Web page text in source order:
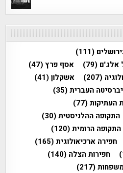
(111)
אלג'ם (79) אסף פרץ(47)
(207) אשקלון(41)
העברית(35)
העתיקות(77)
התקופה ההלניסטית(30)
התקופה הרומית(120)
חפירה ארכיאולוגית(165)
חפירות הצלה (140)
(217)